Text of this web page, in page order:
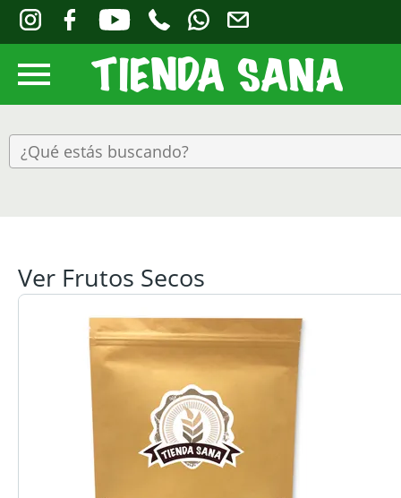
Ver Frutos Secos